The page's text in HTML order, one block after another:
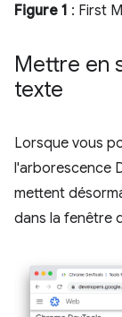
Figure 1 : First
Mettre en
texte
Lorsque vous
l'arborescence
mettent
dans la fenêtre